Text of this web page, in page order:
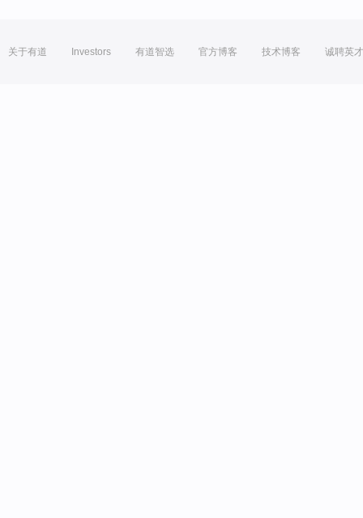
关于有道 Investors 有道智选 官方博客 技术博客 诚聘英才